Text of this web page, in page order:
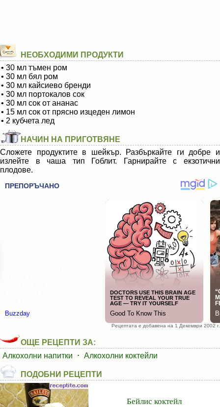
НЕОБХОДИМИ ПРОДУКТИ
• 30 мл тъмен ром
• 30 мл бял ром
• 30 мл кайсиево бренди
• 30 мл портокалов сок
• 30 мл сок от ананас
• 15 мл сок от прясно изцеден лимон
• 2 кубчета лед
НАЧИН НА ПРИГОТВЯНЕ
Сложете продуктите в шейкър. Разбъркайте ги добре и
излейте в чаша тип Гоблит. Гарнирайте с екзотични
плодове.
Рецептата е добавена на 1 Декември 2002 г.
ОЩЕ РЕЦЕПТИ ЗА:
Алкохолни напитки
⋅ Алкохолни коктейли
ПОДОБНИ РЕЦЕПТИ
Бейлис коктейл